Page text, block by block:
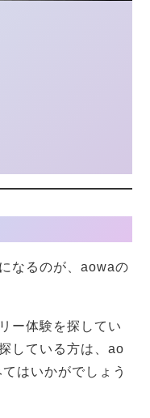
なるのが、aowaの
ー体験を探してい
している方は、ao
はいかがでしょう